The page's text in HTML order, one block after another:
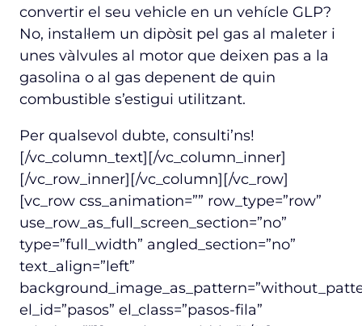
convertir el seu vehicle en un vehícle GLP?
No, instal·lem un dipòsit pel gas al maleter i
unes vàlvules al motor que deixen pas a la
gasolina o al gas depenent de quin
combustible s’estigui utilitzant.
Per qualsevol dubte, consulti’ns!
[/vc_column_text][/vc_column_inner]
[/vc_row_inner][/vc_column][/vc_row]
[vc_row css_animation=”” row_type=”row”
use_row_as_full_screen_section=”no”
type=”full_width” angled_section=”no”
text_align=”left”
el_id=”pasos” el_class=”pasos-fila”